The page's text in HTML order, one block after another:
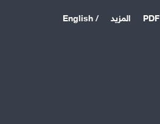
PDF المزيد / English